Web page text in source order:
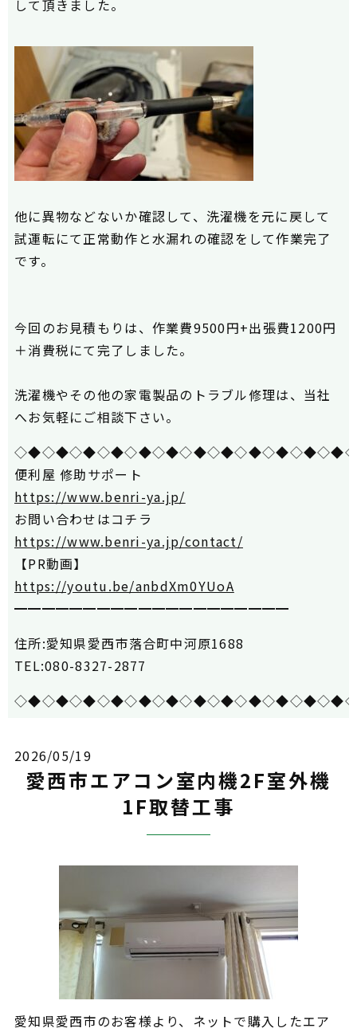
して頂きました。
他に異物などないか確認して、洗濯機を元に戻して
試運転にて正常動作と水漏れの確認をして作業完了
です。
今回のお見積もりは、作業費9500円+出張費1200円
＋消費税にて完了しました。
洗濯機やその他の家電製品のトラブル修理は、当社
へお気軽にご相談下さい。
便利屋 修助サポート
https://www.benri-ya.jp/
お問い合わせはコチラ
https://www.benri-ya.jp/contact/
【PR動画】
https://youtu.be/anbdXm0YUoA
━━━━━━━━━━━━━━━━━━━━
住所:愛知県愛西市落合町中河原1688
TEL:080-8327-2877
2026/05/19
愛西市エアコン室内機2F室外機
1F取替工事
愛知県愛西市のお客様より、ネットで購入したエア